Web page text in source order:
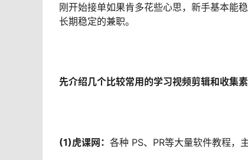
刚开始接单如果肯多花些心思，新手基本能
长期稳定的兼职。
先介绍几个比较常用的学习视频剪辑和收集素
(1)虎课网： 各种 PS、PR等大量软件教程，